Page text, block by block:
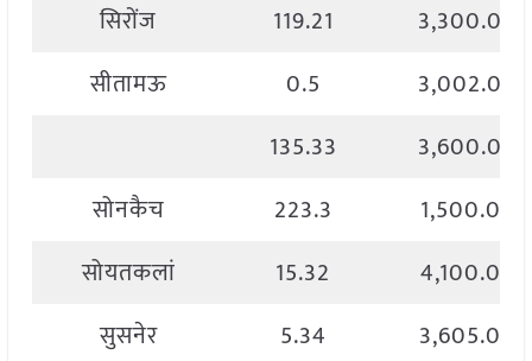
सिरोंज
119.21
3,300.00
सीतामऊ
0.5
3,002.00
135.33
3,600.00
सोनकैच
223.3
1,500.00
सोयतकलां
15.32
4,100.00
सुसनेर
5.34
3,605.00